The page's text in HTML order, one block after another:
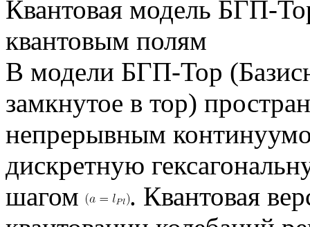
Квантовая модель БГП-
квантовым полям
В модели БГП-Тор
замкнутое в тор)
непрерывным
дискретную
шагом
. Квантовая